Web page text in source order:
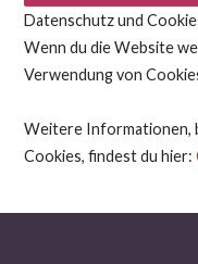
Datenschutz und
Wenn du die Website
Verwendung von
Weitere Informationen,
Cookies, findest du hier: